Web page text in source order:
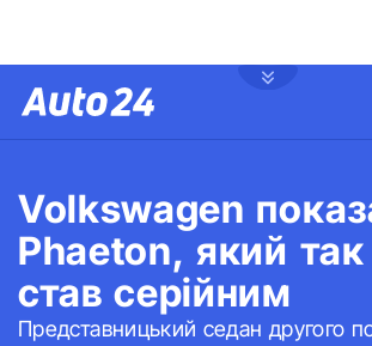
Volkswagen
Phaeton, який так
став серійним
Представницький седан другого